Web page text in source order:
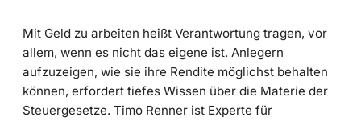
Mit Geld zu arbeiten heißt Verantwortung tragen, vor
allem, wenn es nicht das eigene ist. Anlegern
aufzuzeigen, wie sie ihre Rendite möglichst behalten
können, erfordert tiefes Wissen über die Materie der
Steuergesetze. Timo Renner ist Experte für